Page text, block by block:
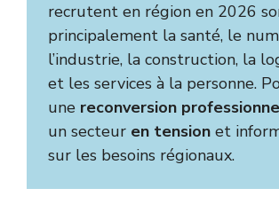
recrutent en région en 2026
principalement la santé, le
l’industrie, la construction, la
et les services à la personne.
une reconversion
un secteur en tension et
sur les besoins régionaux.